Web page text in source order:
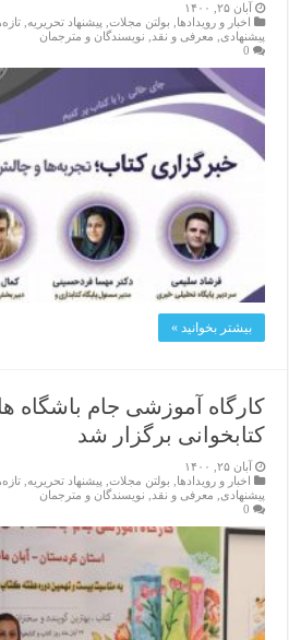
آبان ۲۵, ۱۴۰۰
اخبار و رویدادها, بولتن مجلات, پیشنهاد تحریریه,
پیشنهادی, معرفی و نقد, نویسندگان و مترجمان
0
بیشتر بخوانید »
کارگاه آموزشی جام باشگاه
کتابخوانی برگزار شد
آبان ۲۵, ۱۴۰۰
اخبار و رویدادها
بولتن مجلات پیشنهاد تحریریه ,
پیشنهادی
معرفی و نقد
نویسندگان و مترجمان
0